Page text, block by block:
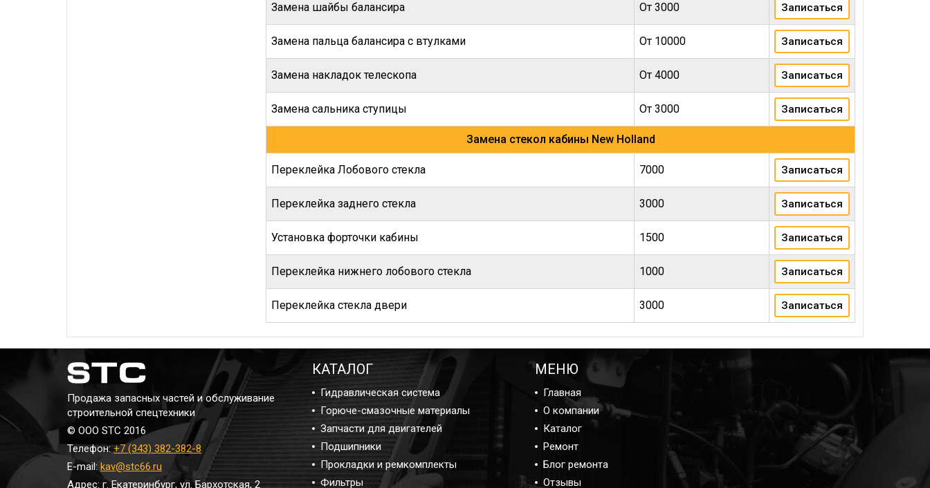
Замена шайбы балансира От 3000 Записаться
Замена пальца балансира с втулками От 10000 Записаться
Замена накладок телескопа От 4000 Записаться
Замена сальника ступицы От 3000 Записаться
Замена стекол кабины New Holland
Переклейка Лобового стекла 7000 Записаться
Переклейка заднего стекла 3000 Записаться
Установка форточки кабины 1500 Записаться
Переклейка нижнего лобового стекла 1000 Записаться
Переклейка стекла двери 3000 Записаться
Продажа запасных частей и обслуживание
строительной спецтехники
© ООО STC 2016
Телефон:+7 (343) 382-382-8
E-mail: kav@stc66.ru
Адрес: г. Екатеринбург, ул. Бархотская, 2
КАТАЛОГ
Гидравлическая система
Горюче-смазочные материалы
Запчасти для двигателей
Подшипники
Прокладки и ремкомплекты
Фильтры
МЕНЮ
Главная
О компании
Каталог
Ремонт
Блог ремонта
Отзывы